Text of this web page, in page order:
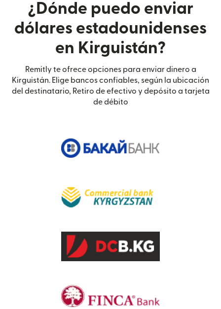
¿Dónde puedo enviar
dólares estadounidenses
en Kirguistán?
Remitly te ofrece opciones para enviar dinero a
Kirguistán. Elige bancos confiables, según la ubicación
del destinatario, Retiro de efectivo y depósito a tarjeta
de débito